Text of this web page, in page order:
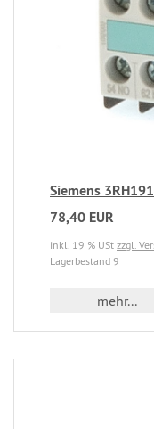
Siemens
78,40 EUR
inkl. 19 % USt zzgl.
Lagerbestand 9
mehr...